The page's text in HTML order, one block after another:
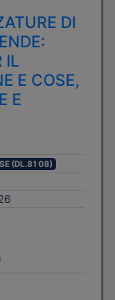
DI
IL
E COSE,
E
(DL.81 08)